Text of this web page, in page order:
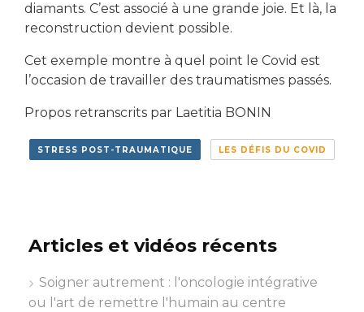
Articles et vidéos récents
Soigner autrement : l'oncologie intégrative
ou l'art de remettre l'humain au centre
diamants. C’est associé à une grande joie. Et là, la
reconstruction devient possible.
Cet exemple montre à quel point le Covid est
l’occasion de travailler des traumatismes passés.
Propos retranscrits par Laetitia BONIN
STRESS POST-TRAUMATIQUE LES DÉFIS DU COVID